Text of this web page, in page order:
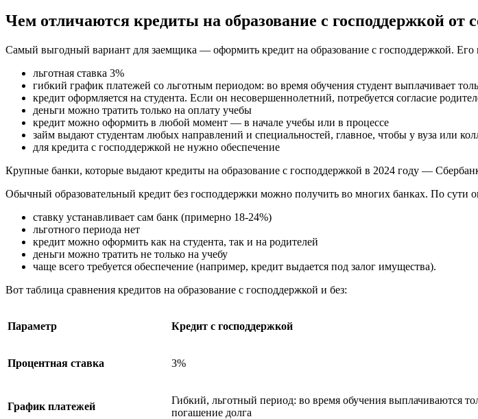
Чем отличаются кредиты на образование с господдержкой от
Самый выгодный вариант для заемщика — оформить кредит на образование с господдержкой. Его
льготная ставка 3%
гибкий график платежей со льготным периодом: во время обучения студент выплачивает
кредит оформляется на студента. Если он несовершеннолетний, потребуется согласие
деньги можно тратить только на оплату учебы
кредит можно оформить в любой момент — в начале учебы или в процессе
займ выдают студентам любых направлений и специальностей, главное, чтобы у вуза или
для кредита с господдержкой не нужно обеспечение
Крупные банки, которые выдают кредиты на образование с господдержкой в 2024 году —
Обычный образовательный кредит без господдержки можно получить во многих банках. По сути он
ставку устанавливает сам банк (примерно 18-24%)
льготного периода нет
кредит можно оформить как на студента, так и на родителей
деньги можно тратить не только на учебу
чаще всего требуется обеспечение (например, кредит выдается под залог имущества).
Вот таблица сравнения кредитов на образование с господдержкой и без:
Параметр Кредит с господдержкой
Процентная ставка 3%
График платежей
Гибкий, льготный период: во время обучения выплачиваются
погашение долга